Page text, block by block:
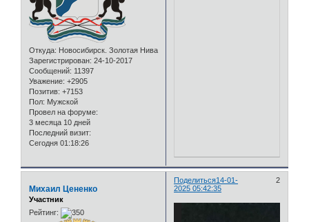
Откуда: Новосибирск. Золотая Нива
Зарегистрирован: 24-10-2017
Сообщений: 11397
Уважение: +2905
Позитив: +7153
Пол: Мужской
Провел на форуме:
3 месяца 10 дней
Последний визит:
Сегодня 01:18:26
Поделиться 2
14-01-
2025 05:42:35
Михаил Цененко
Участник
Рейтинг: